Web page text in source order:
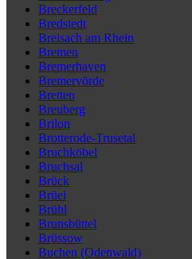
Breckerfeld
Bredstedt
Breisach am Rhein
Bremen
Bremerhaven
Bremervörde
Bretten
Breuberg
Brilon
Brotterode-Trusetal
Bruchköbel
Bruchsal
Brück
Brüel
Brühl
Brunsbüttel
Brüssow
Buchen (Odenwald)